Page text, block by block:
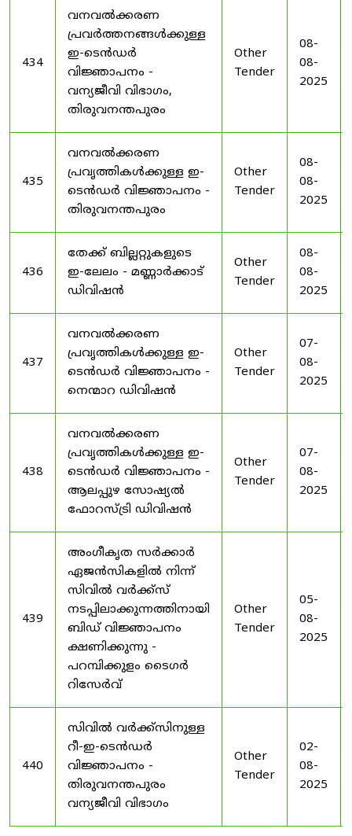
434
വനവൽക്കരണ
പ്രവർത്തനങ്ങൾക്കുള്ള
ഇ-ടെൻഡർ
വിജ്ഞാപനം -
വന്യജീവി വിഭാഗം,
തിരുവനന്തപുരം
Other
Tender
08-
08-
2025
435
വനവൽക്കരണ
പ്രവൃത്തികൾക്കുള്ള ഇ-
ടെൻഡർ വിജ്ഞാപനം -
തിരുവനന്തപുരം
Other
Tender
08-
08-
2025
436
തേക്ക് ബില്ലറ്റുകളുടെ
ഇ-ലേലം - മണ്ണാർക്കാട്
ഡിവിഷൻ
Other
Tender
08-
08-
2025
437
വനവൽക്കരണ
പ്രവൃത്തികൾക്കുള്ള ഇ-
ടെൻഡർ വിജ്ഞാപനം -
നെന്മാറ ഡിവിഷൻ
Other
Tender
07-
08-
2025
438
വനവൽക്കരണ
പ്രവൃത്തികൾക്കുള്ള ഇ-
ടെൻഡർ വിജ്ഞാപനം -
ആലപ്പുഴ സോഷ്യൽ
ഫോറസ്ട്രി ഡിവിഷൻ
Other
Tender
07-
08-
2025
439
അംഗീകൃത സർക്കാർ
ഏജൻസികളിൽ നിന്ന്
സിവിൽ വർക്ക്സ്
നടപ്പിലാക്കുന്നത്തിനായി
ബിഡ് വിജ്ഞാപനം
ക്ഷണിക്കുന്നു -
പറമ്പിക്കുളം ടൈഗർ
റിസേർവ്
Other
Tender
05-
08-
2025
440
സിവിൽ വർക്ക്സിനുള്ള
റീ-ഇ-ടെൻഡർ
വിജ്ഞാപനം -
തിരുവനന്തപുരം
വന്യജീവി വിഭാഗം
Other
Tender
02-
08-
2025